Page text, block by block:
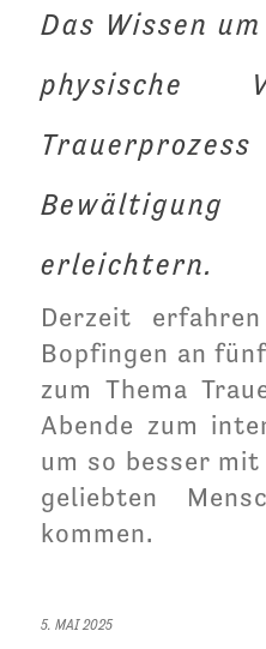
Das Wissen
physische
erleichtern.
Derzeit
Bopfingen an
zum Thema
Abende zum
um so besser
geliebten
kommen.
5. MAI 2025